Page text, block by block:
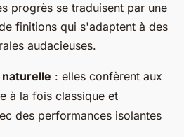
progrès se traduisent par une
finitions qui s'adaptent à des
audacieuses.
naturelle : elles confèrent aux
à la fois classique et
des performances isolantes